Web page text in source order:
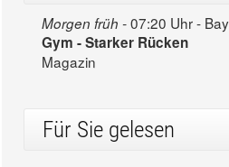
Morgen früh -07:20 Uhr -
Gym - Starker Rücken
Magazin
Für Sie gelesen